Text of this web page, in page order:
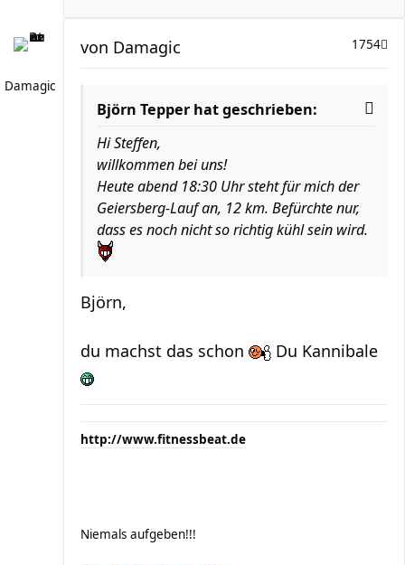
Damagic
1754
von Damagic
Björn Tepper hat geschrieben:
Hi Steffen,
willkommen bei uns!
Heute abend 18:30 Uhr steht für mich der
Geiersberg-Lauf an, 12 km. Befürchte nur,
dass es noch nicht so richtig kühl sein wird.
Björn,
du machst das schon Du Kannibale
http://www.fitnessbeat.de
Niemals aufgeben!!!